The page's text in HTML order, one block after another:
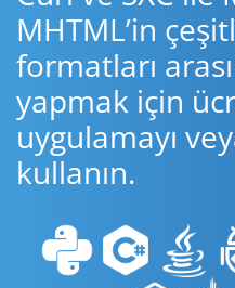
MHTML’in
formatları
yapmak için
uygulamayı
kullanın.